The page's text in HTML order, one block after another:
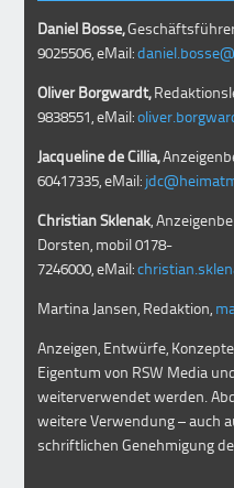
Daniel Bosse,Geschäftsführer
9025506, eMail:
Oliver Borgwardt,
9838551, eMail:
Jacqueline de Cillia,
60417335, eMail:
Christian Sklenak,
Dorsten, mobil0178-
7246000, eMail:
Martina Jansen, Redaktion,
Anzeigen, Entwürfe,
Eigentum von RSW Media
weiterverwendet werden.
weitere Verwendung – auch
schriftlichen Genehmigung